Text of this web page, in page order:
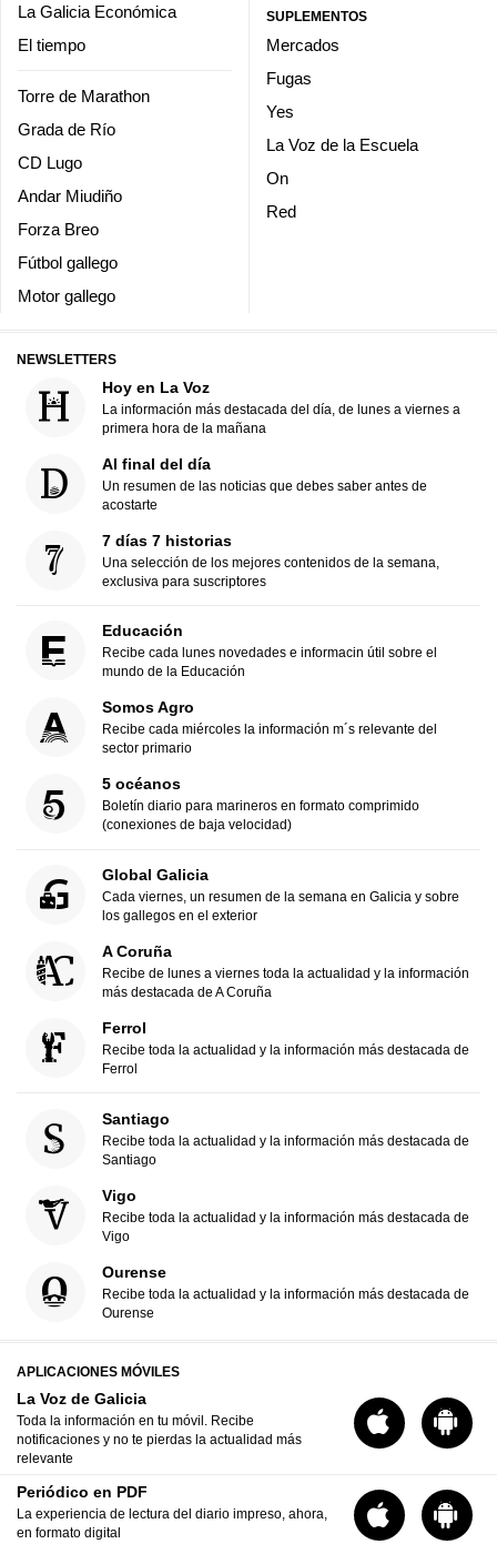
La Galicia Económica
El tiempo
Torre de Marathon
Grada de Río
CD Lugo
Andar Miudiño
Forza Breo
Fútbol gallego
Motor gallego
SUPLEMENTOS
Mercados
Fugas
Yes
La Voz de la Escuela
On
Red
NEWSLETTERS
Hoy en La Voz
La información más destacada del día, de lunes a viernes a
primera hora de la mañana
Al final del día
Un resumen de las noticias que debes saber antes de
acostarte
7 días 7 historias
Una selección de los mejores contenidos de la semana,
exclusiva para suscriptores
Educación
Recibe cada lunes novedades e informacin útil sobre el
mundo de la Educación
Somos Agro
Recibe cada miércoles la información m´s relevante del
sector primario
5 océanos
Boletín diario para marineros en formato comprimido
(conexiones de baja velocidad)
Global Galicia
Cada viernes, un resumen de la semana en Galicia y sobre
los gallegos en el exterior
A Coruña
Recibe de lunes a viernes toda la actualidad y la información
más destacada de A Coruña
Ferrol
Recibe toda la actualidad y la información más destacada de
Ferrol
Santiago
Recibe toda la actualidad y la información más destacada de
Santiago
Vigo
Recibe toda la actualidad y la información más destacada de
Vigo
Ourense
Recibe toda la actualidad y la información más destacada de
Ourense
APLICACIONES MÓVILES
La Voz de Galicia
Toda la información en tu móvil. Recibe
notificaciones y no te pierdas la actualidad más
relevante
Periódico en PDF
La experiencia de lectura del diario impreso, ahora,
en formato digital